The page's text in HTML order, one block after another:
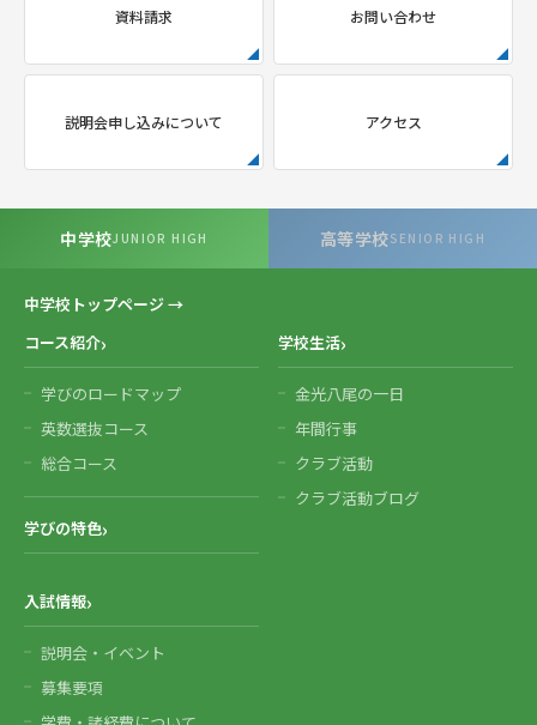
資料請求 お問い合わせ
説明会申し込みについて アクセス
中学校JUNIOR HIGH 高等学校SENIOR HIGH
中学校トップページ →
コース紹介
学びのロードマップ
英数選抜コース
総合コース
学びの特色
学校生活
金光八尾の一日
年間行事
クラブ活動
クラブ活動ブログ
入試情報
説明会・イベント
募集要項